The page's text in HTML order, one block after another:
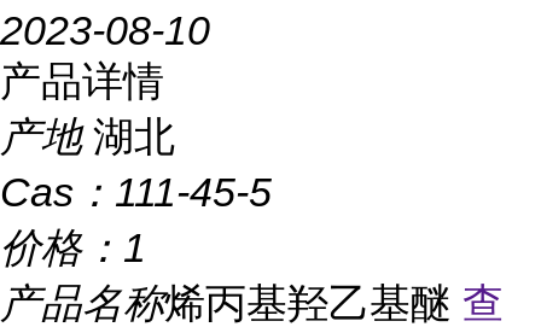
2023-08-10
产品详情
产地 湖北
Cas： 111-45-5
价格： 1
产品名称烯丙基羟乙基醚 查